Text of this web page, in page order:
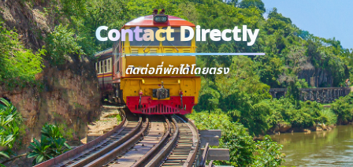
Contact Directly
Contact
ติดต่อที่พักได้โดยตรง